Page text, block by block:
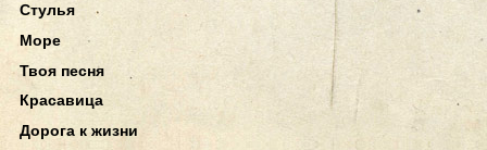
Стулья
Море
Твоя песня
Красавица
Дорога к жизни